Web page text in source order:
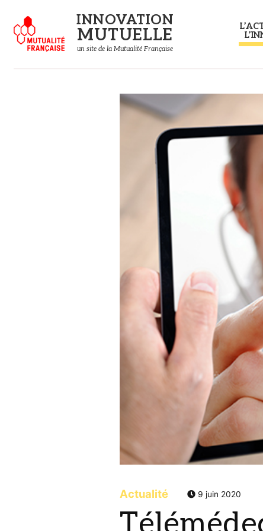
INNOVATION
MUTUELLE
un site de la Mutualité Française
Actualité 9 juin 2020